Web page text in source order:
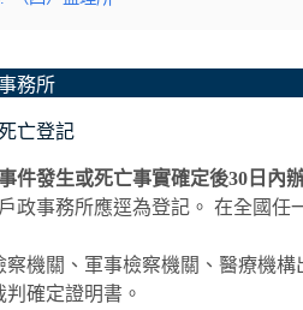
務所
亡登記
件發生或死亡事實確定後30日內
政事務所應逕為登記。 在全國任
察機關、軍事檢察機關、醫療機
判確定證明書。